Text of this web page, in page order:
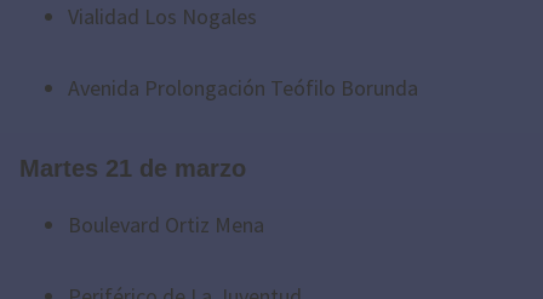
Vialidad Los Nogales
Avenida Prolongación Teófilo Borunda
Martes 21 de marzo
Boulevard Ortiz Mena